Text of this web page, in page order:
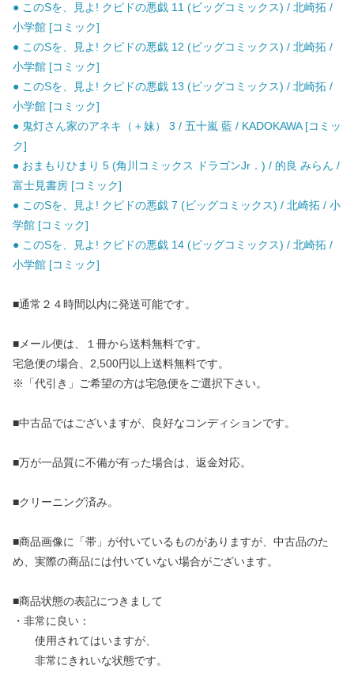
● このSを、見よ! クピドの悪戯 11 (ビッグコミックス) / 北崎拓 /
小学館 [コミック]
● このSを、見よ! クピドの悪戯 12 (ビッグコミックス) / 北崎拓 /
小学館 [コミック]
● このSを、見よ! クピドの悪戯 13 (ビッグコミックス) / 北崎拓 /
小学館 [コミック]
● 鬼灯さん家のアネキ（＋妹） 3 / 五十嵐 藍 / KADOKAWA [コミッ
ク]
● おまもりひまり 5 (角川コミックス ドラゴンJr．) / 的良 みらん /
富士見書房 [コミック]
● このSを、見よ! クピドの悪戯 7 (ビッグコミックス) / 北崎拓 / 小
学館 [コミック]
● このSを、見よ! クピドの悪戯 14 (ビッグコミックス) / 北崎拓 /
小学館 [コミック]
■通常２４時間以内に発送可能です。
■メール便は、１冊から送料無料です。
宅急便の場合、2,500円以上送料無料です。
※「代引き」ご希望の方は宅急便をご選択下さい。
■中古品ではございますが、良好なコンディションです。
■万が一品質に不備が有った場合は、返金対応。
■クリーニング済み。
■商品画像に「帯」が付いているものがありますが、中古品のた
め、実際の商品には付いていない場合がございます。
■商品状態の表記につきまして
・非常に良い：
使用されてはいますが、
非常にきれいな状態です。